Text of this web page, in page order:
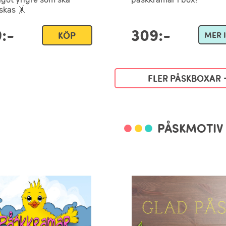
🤸
KÖP 309:- MER
FLER PÅSKBOXAR
PÅSKMOTIV